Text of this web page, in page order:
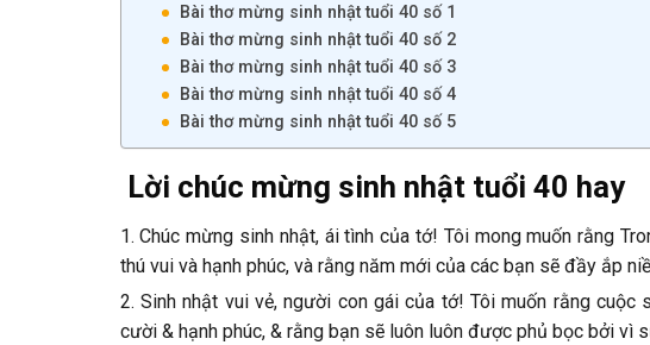
Bài thơ mừng sinh nhật tuổi 40 số 1
Bài thơ mừng sinh nhật tuổi 40 số 2
Bài thơ mừng sinh nhật tuổi 40 số 3
Bài thơ mừng sinh nhật tuổi 40 số 4
Bài thơ mừng sinh nhật tuổi 40 số 5
Lời chúc mừng sinh nhật tuổi 40 hay
1. Chúc mừng sinh nhật, ái tình của tớ! Tôi mong muốn rằng
thú vui và hạnh phúc, và rằng năm mới của các bạn sẽ đầy ắp
2. Sinh nhật vui vẻ, người con gái của tớ! Tôi muốn rằng
cười & hạnh phúc, & rằng bạn sẽ luôn luôn được phủ bọc bởi vì